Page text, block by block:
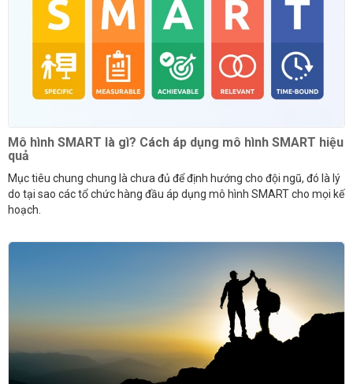
Mô hình SMART là gì? Cách áp dụng mô hình SMART hiệu
quả
Mục tiêu chung chung là chưa đủ để định hướng cho đội ngũ, đó là lý
do tại sao các tổ chức hàng đầu áp dụng mô hình SMART cho mọi kế
hoạch.